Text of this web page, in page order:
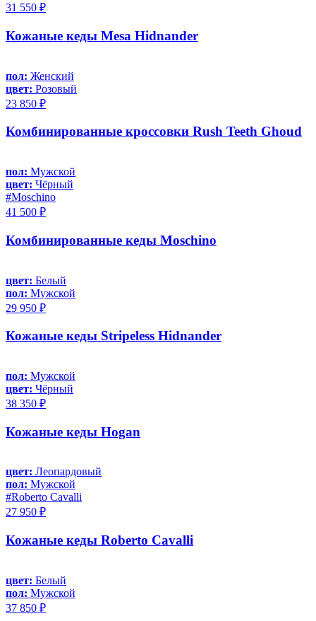
31 550 ₽
Кожаные кеды Mesa Hidnander
пол: Женский
цвет: Розовый
23 850 ₽
Комбинированные кроссовки Rush Teeth Ghoud
пол: Мужской
цвет: Чёрный
#Moschino
41 500 ₽
Комбинированные кеды Moschino
цвет: Белый
пол: Мужской
29 950 ₽
Кожаные кеды Stripeless Hidnander
пол: Мужской
цвет: Чёрный
38 350 ₽
Кожаные кеды Hogan
цвет: Леопардовый
пол: Мужской
#Roberto Cavalli
27 950 ₽
Кожаные кеды Roberto Cavalli
цвет: Белый
пол: Мужской
37 850 ₽